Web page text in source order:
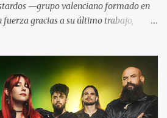
—grupo valenciano formado en
gracias a su último trabajo,
más poderosa y decidida que nunca.
su estilo característico: un sonido
“Speed Metal con influencias punk”,
una batería poderosa y